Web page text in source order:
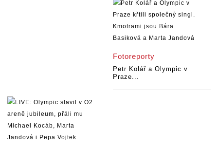
Fotoreporty
Petr Kolář a Olympic v
Praze...